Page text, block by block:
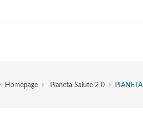
Homepage Pianeta Salute 2 0